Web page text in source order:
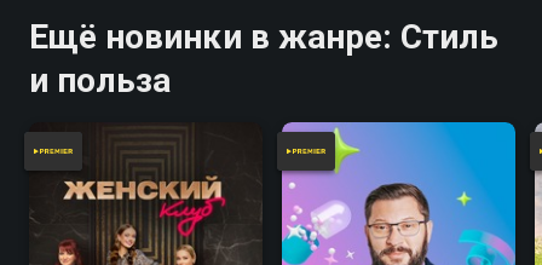
Ещё новинки в жанре: Стиль
и польза